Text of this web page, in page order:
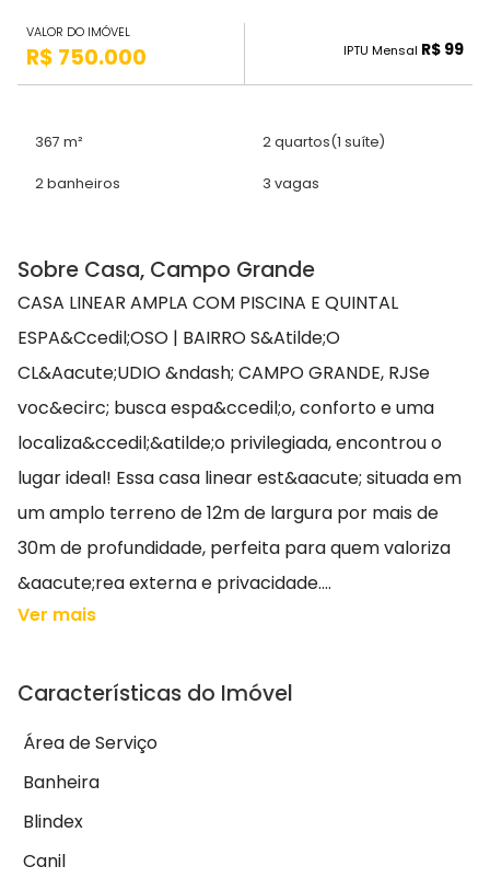
VALOR DO IMÓVEL
R$ 750.000 IPTU Mensal R$ 99
367 m² 2 quartos(1 suíte)
2 banheiros 3 vagas
Sobre Casa, Campo Grande
CASA LINEAR AMPLA COM PISCINA E QUINTAL
ESPA&Ccedil;OSO | BAIRRO S&Atilde;O
CL&Aacute;UDIO &ndash; CAMPO GRANDE, RJSe
voc&ecirc; busca espa&ccedil;o, conforto e uma
localiza&ccedil;&atilde;o privilegiada, encontrou o
lugar ideal! Essa casa linear est&aacute; situada em
um amplo terreno de 12m de largura por mais de
30m de profundidade, perfeita para quem valoriza
&aacute;rea externa e privacidade....
Ver mais
Características do Imóvel
Área de Serviço
Banheira
Blindex
Canil